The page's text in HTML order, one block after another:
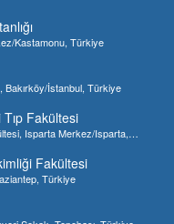
Kastamonu, Türkiye
İstanbul, Türkiye
Fakültesi
Isparta Merkez/Isparta,
Fakültesi
Türkiye